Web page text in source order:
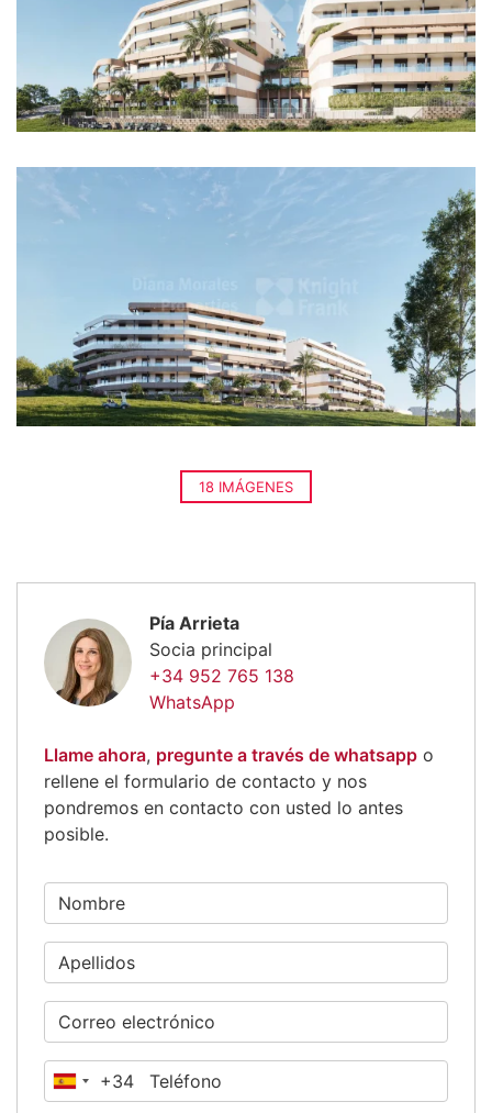
18 IMÁGENES
Pía Arrieta
Socia principal
+34 952 765 138
WhatsApp
Llame ahora, pregunte a través de whatsapp o
rellene el formulario de contacto y nos
pondremos en contacto con usted lo antes
posible.
España
+34